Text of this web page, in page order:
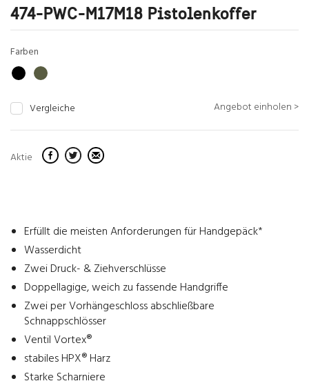
474-PWC-M17M18 Pistolenkoffer
Farben
Vergleiche Angebot einholen >
Aktie
Erfüllt die meisten Anforderungen für Handgepäck*
Wasserdicht
Zwei Druck- & Ziehverschlüsse
Doppellagige, weich zu fassende Handgriffe
Zwei per Vorhängeschloss abschließbare
Schnappschlösser
Ventil Vortex®
stabiles HPX® Harz
Starke Scharniere